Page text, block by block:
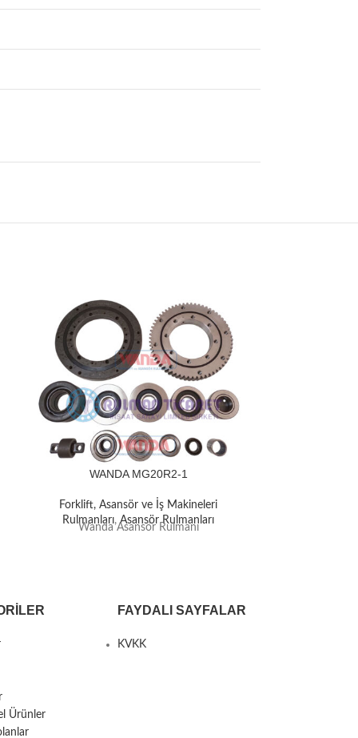
WANDA MG20R2-1
Forklift, Asansör ve İş Makineleri
Rulmanları,Asansör Rulmanları
Wanda Asansör Rulmanı
Ürünler
FAYDALI SAYFALAR
KVKK